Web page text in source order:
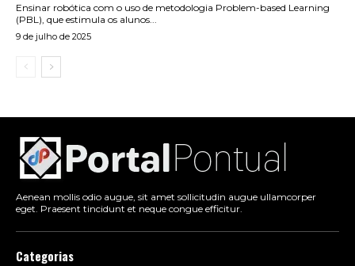
Ensinar robótica com o uso de metodologia Problem-based Learning
(PBL), que estimula os alunos...
9 de julho de 2025
Aenean mollis odio augue, sit amet sollicitudin augue ullamcorper
eget. Praesent tincidunt et neque congue efficitur.
Categorias